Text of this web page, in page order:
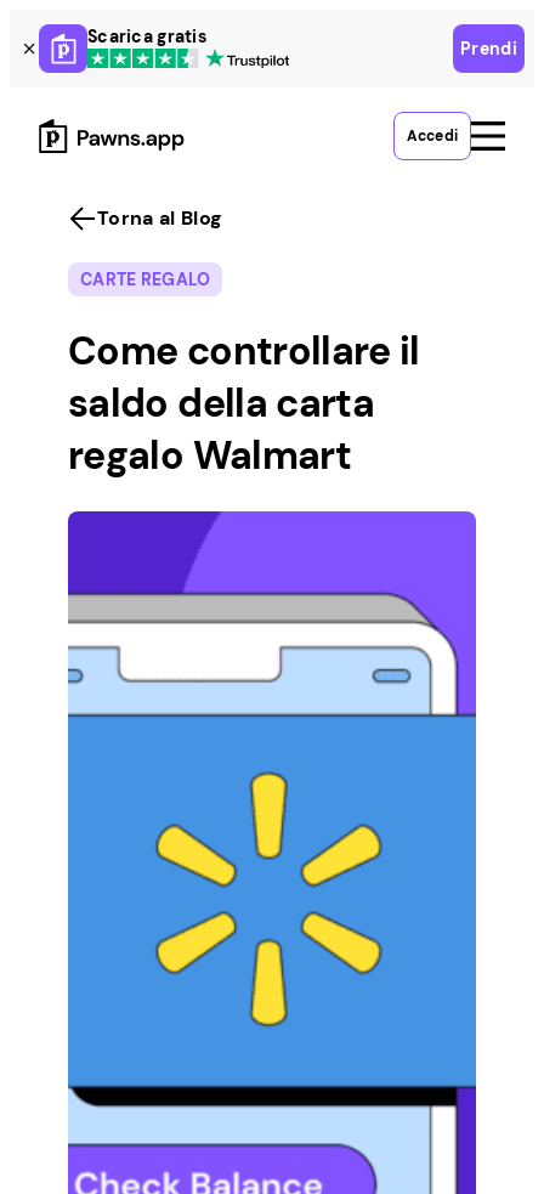
Skip
to
content
Scarica gratis
Prendi
Accedi
Torna al Blog
CARTE REGALO
Come controllare il
saldo della carta
regalo Walmart